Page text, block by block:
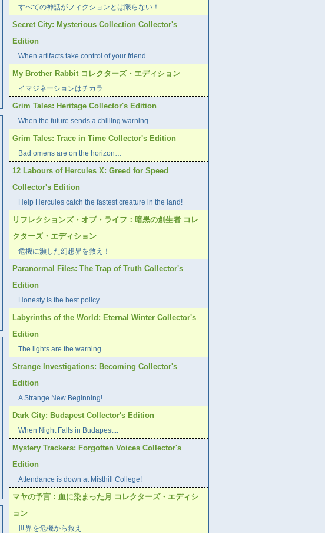
すべての神話がフィクションとは限らない！
Secret City: Mysterious Collection Collector's
Edition
When artifacts take control of your friend...
My Brother Rabbit コレクターズ・エディション
イマジネーションはチカラ
Grim Tales: Heritage Collector's Edition
When the future sends a chilling warning...
Grim Tales: Trace in Time Collector's Edition
Bad omens are on the horizon…
12 Labours of Hercules X: Greed for Speed
Collector's Edition
Help Hercules catch the fastest creature in the land!
リフレクションズ・オブ・ライフ：暗黒の創生者 コレ
クターズ・エディション
危機に瀕した幻想界を救え！
Paranormal Files: The Trap of Truth Collector's
Edition
Honesty is the best policy.
Labyrinths of the World: Eternal Winter Collector's
Edition
The lights are the warning...
Strange Investigations: Becoming Collector's
Edition
A Strange New Beginning!
Dark City: Budapest Collector's Edition
When Night Falls in Budapest...
Mystery Trackers: Forgotten Voices Collector's
Edition
Attendance is down at Misthill College!
マヤの予言：血に染まった月 コレクターズ・エディシ
ョン
世界を危機から救え